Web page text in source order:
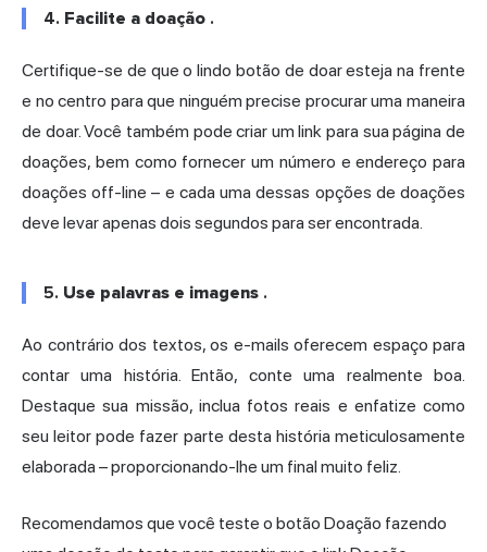
4. Facilite a doação .
Certifique-se de que o lindo botão de doar esteja na frente
e no centro para que ninguém precise procurar uma maneira
de doar. Você também pode criar um link para sua página de
doações, bem como fornecer um número e endereço para
doações off-line – e cada uma dessas opções de doações
deve levar apenas dois segundos para ser encontrada.
5. Use palavras e imagens .
Ao contrário dos textos, os e-mails oferecem espaço para
contar uma história. Então, conte uma realmente boa.
Destaque sua missão, inclua fotos reais e enfatize como
seu leitor pode fazer parte desta história meticulosamente
elaborada – proporcionando-lhe um final muito feliz.
Recomendamos que você teste o botão Doação fazendo